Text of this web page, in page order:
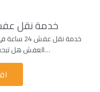
خدمة نقل عفش 24 ساعة
خدمة
العفش هل تبحث عن خدمة نقل عفش 24…